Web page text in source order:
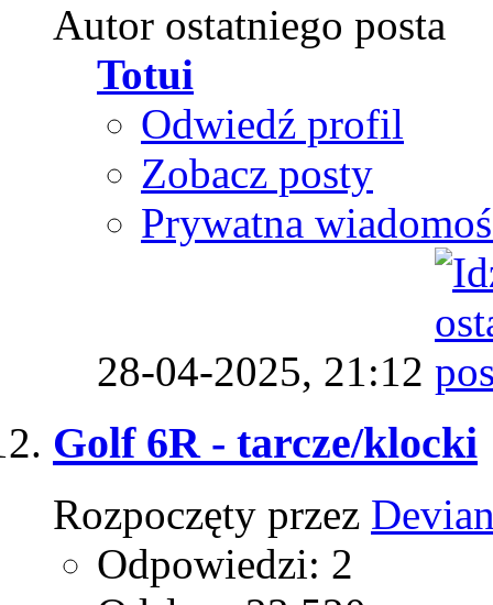
Autor ostatniego posta
Totui
Odwiedź profil
Zobacz posty
Prywatna
28-04-2025, 21:12
Golf 6R - tarcze/klocki
Rozpoczęty przez
Odpowiedzi: 2